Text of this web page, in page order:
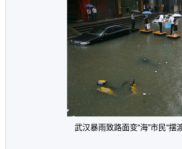
武汉暴雨致路面变“海”市民“摆